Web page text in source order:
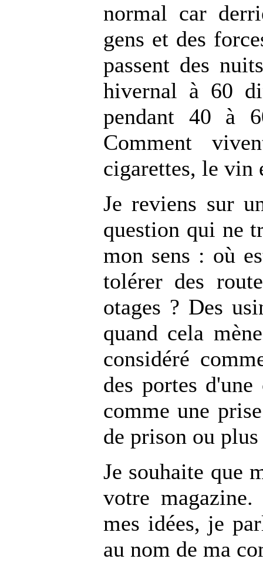
normal car
gens et des
passent des
hivernal à 60
pendant 40 à
Comment
cigarettes, le vin
Je reviens sur
question qui ne
mon sens : où
tolérer des
otages ? Des
quand cela
considéré
des portes
comme une
de prison ou plus
Je souhaite que
votre
mes idées, je
au nom de ma